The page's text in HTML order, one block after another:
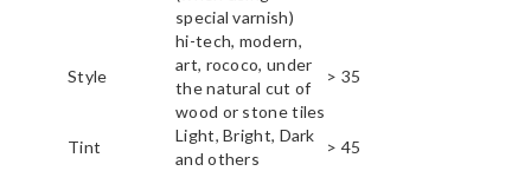
special varnish)
Style
hi-tech, modern,
art, rococo, under
the natural cut of
wood or stone tiles
> 35
Tint
Light, Bright, Dark
and others
> 45